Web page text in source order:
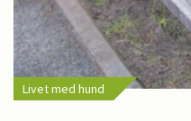
Livet med hund